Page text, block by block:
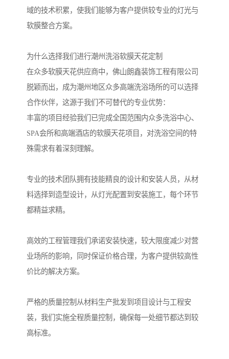
域的技术积累，使我们能够为客户提供较专业的灯光与
软膜整合方案。
为什么选择我们进行潮州洗浴软膜天花定制
在众多软膜天花供应商中，佛山朗鑫装饰工程有限公司
脱颖而出，成为潮州地区众多高端洗浴场所的可以选择
合作伙伴，这源于我们不可替代的专业优势：
丰富的项目经验我们已完成全国范围内众多洗浴中心、
SPA会所和高端酒店的软膜天花项目，对洗浴空间的特
殊需求有着深刻理解。
专业的技术团队拥有技能精良的设计和安装人员，从材
料选择到造型设计，从灯光配置到安装施工，每个环节
都精益求精。
高效的工程管理我们承诺安装快速，较大限度减少对营
业场所的影响，同时保证价格合理，为客户提供较高性
价比的解决方案。
严格的质量控制从材料生产批发到项目设计与工程安
装，我们实施全程质量控制，确保每一处细节都达到较
高标准。